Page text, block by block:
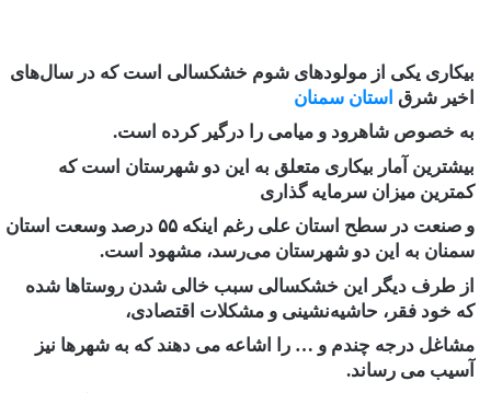
بیکاری یکی از مولودهای شوم خشکسالی است که در سال‌های
اخیر شرق استان سمنان
به خصوص شاهرود و میامی را درگیر کرده است.
بیشترین آمار بیکاری متعلق به این دو شهرستان است که
کمترین میزان سرمایه گذاری
و صنعت در سطح استان علی رغم اینکه ۵۵ درصد وسعت استان
سمنان به این دو شهرستان می‌رسد، مشهود است.
از طرف دیگر این خشکسالی سبب خالی شدن روستاها شده
که خود فقر، حاشیه‌نشینی و مشکلات اقتصادی،
مشاغل درجه چندم و … را اشاعه می دهند که به شهرها نیز
آسیب می رساند.